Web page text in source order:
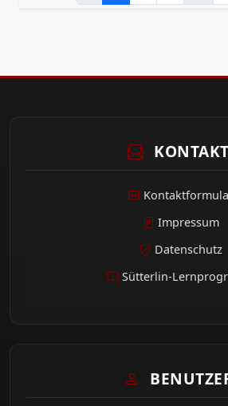
KONTAKT
Impressum
Datenschutz
Sütterlin-